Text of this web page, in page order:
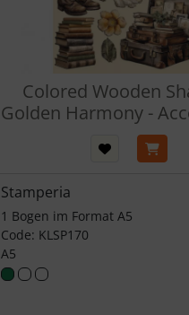
Colored Wooden
Golden Harmony -
Stamperia
1 Bogen im Format A5
Code: KLSP170
A5